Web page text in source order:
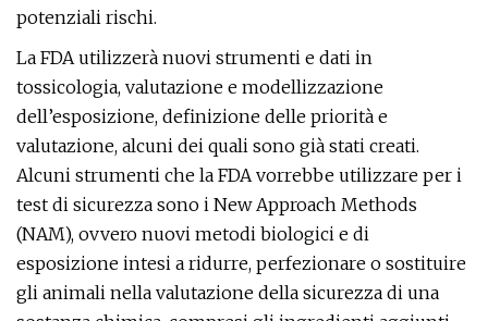
potenziali rischi.
La FDA utilizzerà nuovi strumenti e dati in
tossicologia, valutazione e modellizzazione
dell’esposizione, definizione delle priorità e
valutazione, alcuni dei quali sono già stati creati.
Alcuni strumenti che la FDA vorrebbe utilizzare per i
test di sicurezza sono i New Approach Methods
(NAM), ovvero nuovi metodi biologici e di
esposizione intesi a ridurre, perfezionare o sostituire
gli animali nella valutazione della sicurezza di una